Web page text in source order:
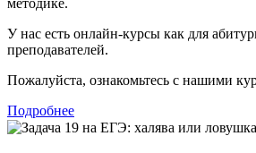
методике.
У нас есть онлайн-курсы как для
преподавателей.
Пожалуйста, ознакомьтесь с нашими
Подробнее